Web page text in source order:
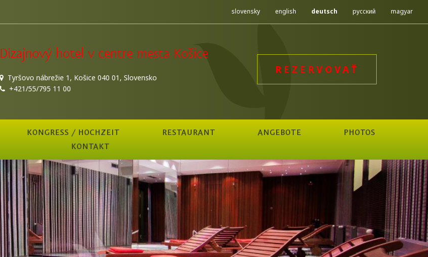
slovensky english deutsch русский magyar
Dizajnový hotel v centre mesta Košice
Tyršovo nábrežie 1, Košice 040 01, Slovensko
+421/55/795 11 00
REZERVOVAŤ
KONGRESS / HOCHZEIT RESTAURANT ANGEBOTE
PHOTOS
KONTAKT